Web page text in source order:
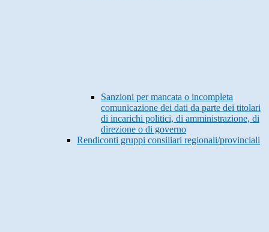
Sanzioni per mancata o incompleta
comunicazione dei dati da parte dei titolari
di incarichi politici, di amministrazione, di
direzione o di governo
Rendiconti gruppi consiliari regionali/provinciali